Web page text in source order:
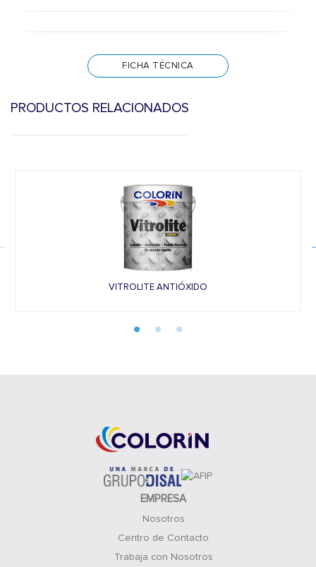
FICHA TÉCNICA
PRODUCTOS RELACIONADOS
VITROLITE ANTIÓXIDO
EMPRESA
Nosotros
Centro de Contacto
Trabaja con Nosotros